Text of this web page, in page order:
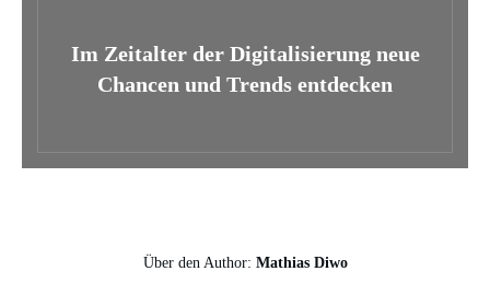
Im Zeitalter der Digitalisierung neue
Chancen und Trends entdecken
Über den Author: Mathias Diwo